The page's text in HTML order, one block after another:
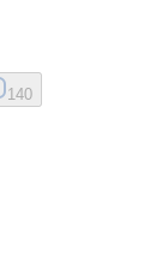
140